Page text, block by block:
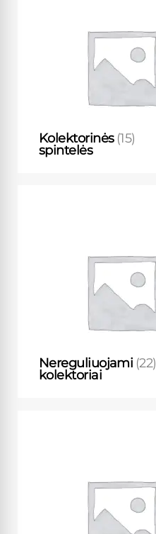
Kolektorinės
spintelės
(15)
Nereguliuojami
kolektoriai
(22)